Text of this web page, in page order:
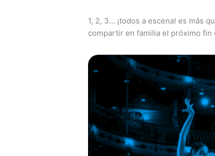
1, 2, 3… ¡todos a escena! es más
compartir en familia el próximo fin